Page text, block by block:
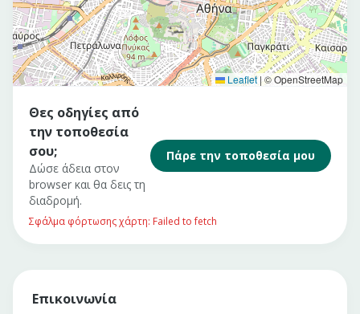
Leaflet |© OpenStreetMap
Θες οδηγίες από
την τοποθεσία
σου;
Δώσε άδεια στον
browser και θα δεις τη
διαδρομή.
Πάρε την τοποθεσία μου
Σφάλμα φόρτωσης χάρτη: Failed to fetch
Επικοινωνία